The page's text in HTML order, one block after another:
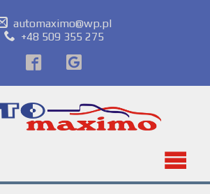
automaximo@wp.pl
+48 509 355 275